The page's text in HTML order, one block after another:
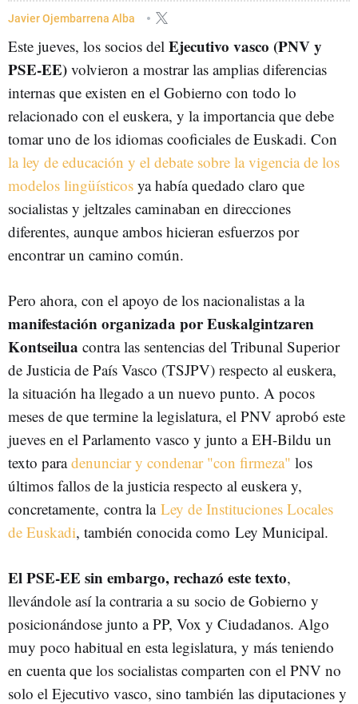
Javier Ojembarrena Alba
Este jueves, los socios del Ejecutivo vasco (PNV y
PSE-EE) volvieron a mostrar las amplias diferencias
internas que existen en el Gobierno con todo lo
relacionado con el euskera, y la importancia que debe
tomar uno de los idiomas cooficiales de Euskadi. Con
la ley de educación y el debate sobre la vigencia de los
modelos lingüísticos ya había quedado claro que
socialistas y jeltzales caminaban en direcciones
diferentes, aunque ambos hicieran esfuerzos por
encontrar un camino común.
Pero ahora, con el apoyo de los nacionalistas a la
manifestación organizada por Euskalgintzaren
Kontseilua contra las sentencias del Tribunal Superior
de Justicia de País Vasco (TSJPV) respecto al euskera,
la situación ha llegado a un nuevo punto. A pocos
meses de que termine la legislatura, el PNV aprobó este
jueves en el Parlamento vasco y junto a EH-Bildu un
texto paradenunciar y condenar "con firmeza" los
últimos fallos de la justicia respecto al euskera y,
concretamente, contra la Ley de Instituciones Locales
de Euskadi, también conocida como Ley Municipal.
El PSE-EE sin embargo, rechazó este texto,
llevándole así la contraria a su socio de Gobierno y
posicionándose junto a PP, Vox y Ciudadanos. Algo
muy poco habitual en esta legislatura, y más teniendo
en cuenta que los socialistas comparten con el PNV no
solo el Ejecutivo vasco, sino también las diputaciones y